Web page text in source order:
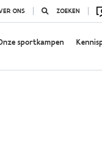
ONS ZOEKEN
sportkampen